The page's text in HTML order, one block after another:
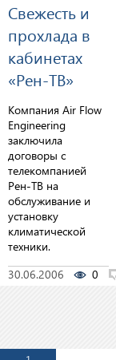
Свежесть и
прохлада в
кабинетах
«Рен-ТВ»
Компания Air Flow
Engineering
заключила
договоры с
телекомпанией
Рен-ТВ на
обслуживание и
установку
климатической
техники.
30.06.2006
0